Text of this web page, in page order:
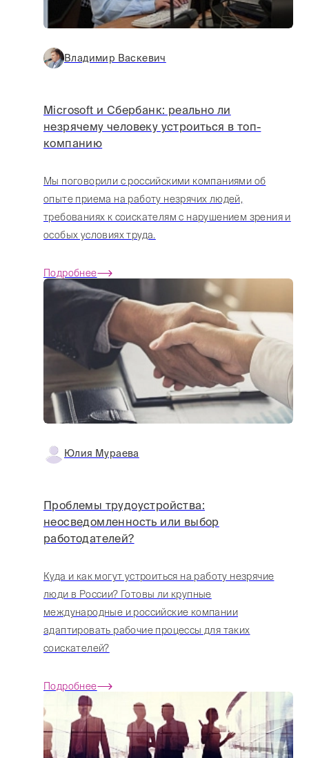
Владимир Васкевич
Microsoft и Сбербанк: реально ли
незрячему человеку устроиться в топ-
компанию
Мы поговорили с российскими компаниями об
опыте приема на работу незрячих людей,
требованиях к соискателям с нарушением зрения и
особых условиях труда.
Подробнее
Юлия Мураева
Проблемы трудоустройства:
неосведомленность или выбор
работодателей?
Куда и как могут устроиться на работу незрячие
люди в России? Готовы ли крупные
международные и российские компании
адаптировать рабочие процессы для таких
соискателей?
Подробнее